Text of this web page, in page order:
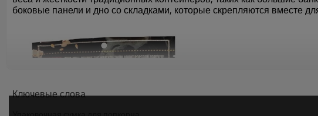
боковые панели и дно со складками, которые скрепляются вместе
Ключевые слова